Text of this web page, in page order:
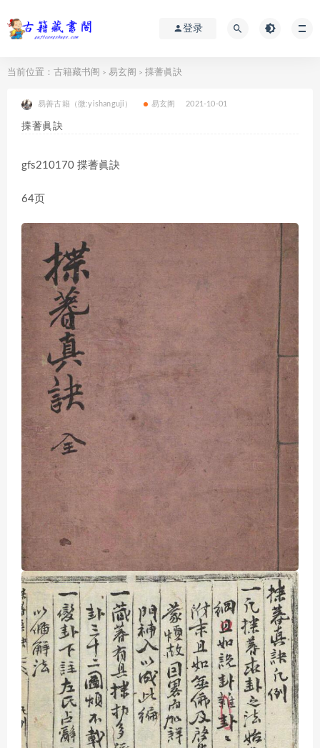
登录
当前位置： 古籍藏书阁 > 易玄阁 > 揲蓍眞訣
易善古籍（微:yishanguji） 易玄阁 2021-10-01
揲蓍眞訣
gfs210170 揲蓍眞訣
64页